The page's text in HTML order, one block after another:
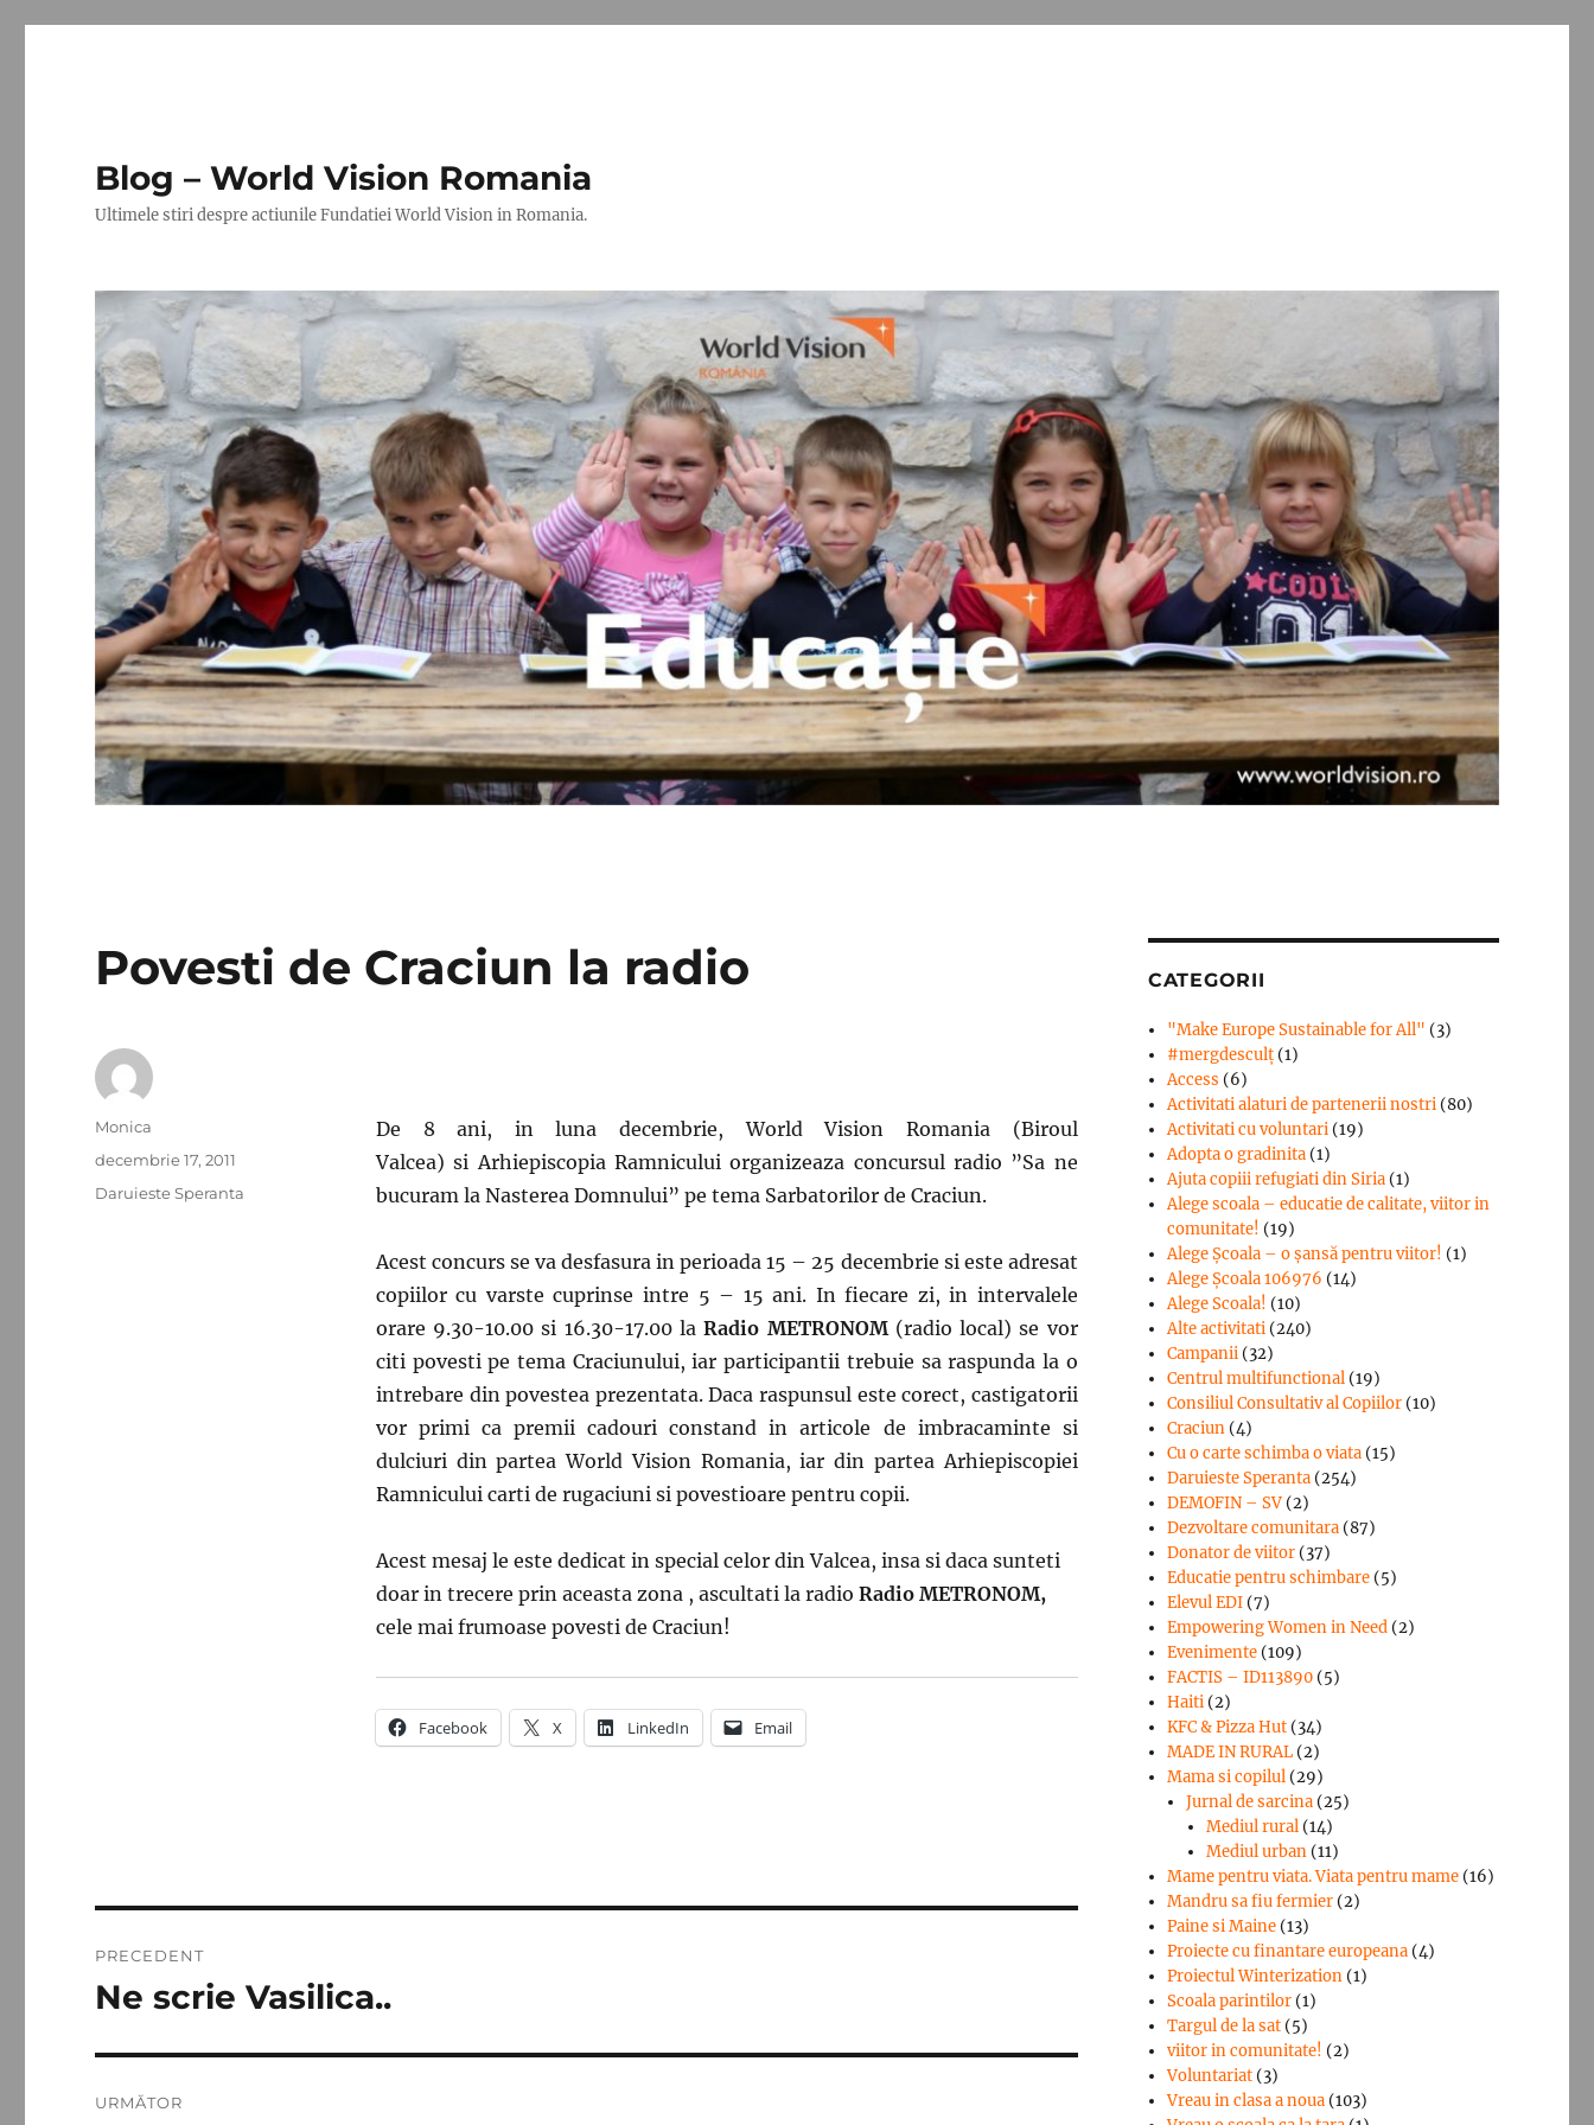
Blog – World Vision Romania
Ultimele stiri despre actiunile Fundatiei World Vision in Romania.
Povesti de Craciun la radio
De 8 ani, in luna decembrie, World Vision Romania (Biroul
Valcea) si Arhiepiscopia Ramnicului organizeaza concursul radio ”Sa ne
bucuram la Nasterea Domnului” pe tema Sarbatorilor de Craciun.
Acest concurs se va desfasura in perioada 15 – 25 decembrie si este adresat
copiilor cu varste cuprinse intre 5 – 15 ani. In fiecare zi, in intervalele
orare 9.30-10.00 si 16.30-17.00 laRadio METRONOM (radio local) se vor
citi povesti pe tema Craciunului, iar participantii trebuie sa raspunda la o
intrebare din povestea prezentata. Daca raspunsul este corect, castigatorii
vor primi ca premii cadouri constand in articole de imbracaminte si
dulciuri din partea World Vision Romania, iar din partea Arhiepiscopiei
Ramnicului carti de rugaciuni si povestioare pentru copii.
Acest mesaj le este dedicat in special celor din Valcea, insa si daca sunteti
doar in trecere prin aceasta zona , ascultati la radio Radio METRONOM,
cele mai frumoase povesti de Craciun!
Facebook X LinkedIn Email
Autor
Monica
Publicat
decembrie 17, 2011
Categorii
Daruieste Speranta
în
PRECEDENT
Articolul
Ne scrie Vasilica..
URMĂTOR
CATEGORII
"Make Europe Sustainable for All" (3)
#mergdesculţ (1)
Access (6)
Activitati alaturi de partenerii nostri (80)
Activitati cu voluntari (19)
Adopta o gradinita (1)
Ajuta copiii refugiati din Siria (1)
Alege scoala – educatie de calitate, viitor in
comunitate! (19)
Alege Şcoala – o şansă pentru viitor! (1)
Alege Școala 106976 (14)
Alege Scoala! (10)
Alte activitati (240)
Campanii (32)
Centrul multifunctional (19)
Consiliul Consultativ al Copiilor (10)
Craciun (4)
Cu o carte schimba o viata (15)
Daruieste Speranta (254)
DEMOFIN – SV (2)
Dezvoltare comunitara (87)
Donator de viitor (37)
Educatie pentru schimbare (5)
Elevul EDI (7)
Empowering Women in Need (2)
Evenimente (109)
FACTIS – ID113890 (5)
Haiti (2)
KFC & Pizza Hut (34)
MADE IN RURAL (2)
Mama si copilul (29)
Jurnal de sarcina (25)
Mediul rural(14)
Mediul urban(11)
Mame pentru viata. Viata pentru mame (16)
Mandru sa fiu fermier (2)
Paine si Maine (13)
Proiecte cu finantare europeana (4)
Proiectul Winterization (1)
Scoala parintilor (1)
Targul de la sat (5)
viitor in comunitate! (2)
Voluntariat (3)
Vreau in clasa a noua (103)